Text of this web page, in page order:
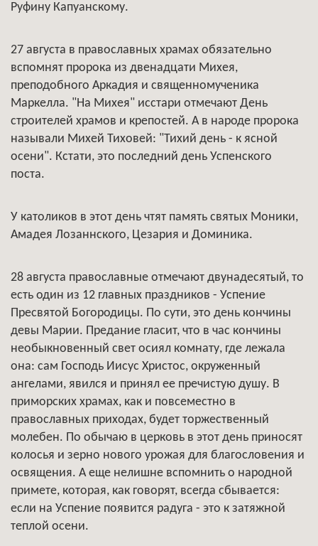
Руфину Капуанскому.
27 августа в православных храмах обязательно
вспомнят пророка из двенадцати Михея,
преподобного Аркадия и священномученика
Маркелла. "На Михея" исстари отмечают День
строителей храмов и крепостей. А в народе пророка
называли Михей Тиховей: "Тихий день - к ясной
осени". Кстати, это последний день Успенского
поста.
У католиков в этот день чтят память святых Моники,
Амадея Лозаннского, Цезария и Доминика.
28 августа православные отмечают двунадесятый, то
есть один из 12 главных праздников - Успение
Пресвятой Богородицы. По сути, это день кончины
девы Марии. Предание гласит, что в час кончины
необыкновенный свет осиял комнату, где лежала
она: сам Господь Иисус Христос, окруженный
ангелами, явился и принял ее пречистую душу. В
приморских храмах, как и повсеместно в
православных приходах, будет торжественный
молебен. По обычаю в церковь в этот день приносят
колосья и зерно нового урожая для благословения и
освящения. А еще нелишне вспомнить о народной
примете, которая, как говорят, всегда сбывается:
если на Успение появится радуга - это к затяжной
теплой осени.